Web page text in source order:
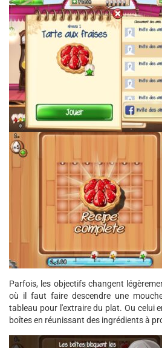
Parfois, les objectifs changent
où il faut faire descendre une
tableau pour l'extraire du plat. Ou celui
boîtes en réunissant des ingrédients à